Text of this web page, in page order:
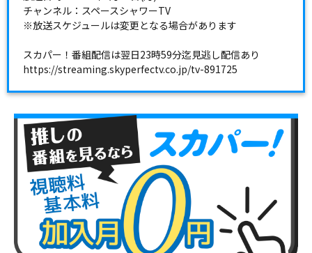
チャンネル：スペースシャワーTV
※放送スケジュールは変更となる場合があります
スカパー！番組配信は翌日23時59分迄見逃し配信あり
https://streaming.skyperfectv.co.jp/tv-891725